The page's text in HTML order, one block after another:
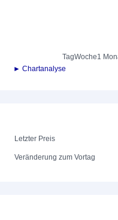
TagWoche1
► Chartanalyse
Letzter Preis
Veränderung zum Vortag